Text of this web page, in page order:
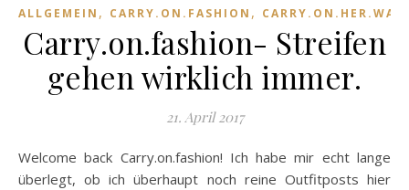
ALLGEMEIN , CARRY.ON.FASHION ,
Carry.on.fashion- Streifen
gehen wirklich immer.
21. April 2017
Welcome back Carry.on.fashion! Ich habe mir echt lange
überlegt, ob ich überhaupt noch reine Outfitposts hier